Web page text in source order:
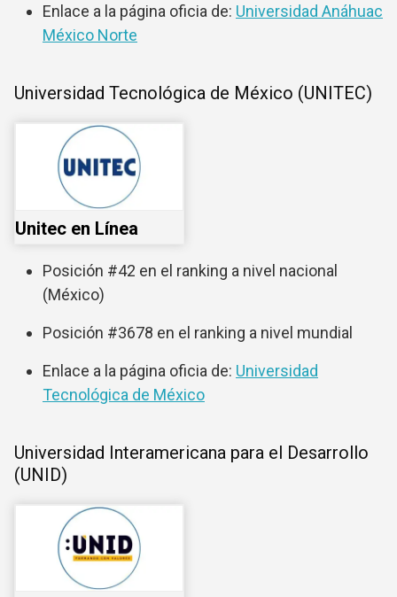
Enlace a la página oficia de: Universidad Anáhuac
México Norte
Universidad Tecnológica de México (UNITEC)
Unitec en Línea
Posición #42 en el ranking a nivel nacional
(México)
Posición #3678 en el ranking a nivel mundial
Enlace a la página oficia de: Universidad
Tecnológica de México
Universidad Interamericana para el Desarrollo
(UNID)